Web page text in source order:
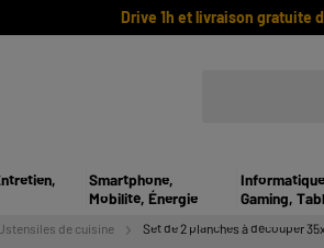
Drive 1h et livraison gratuite
Smartphone,
Mobilité, Énergie
Gaming,
de cuisine Set de 2 planches à découper